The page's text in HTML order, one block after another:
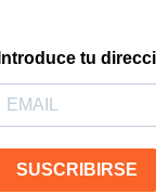
Introduce tu
SUSCRIBIRSE